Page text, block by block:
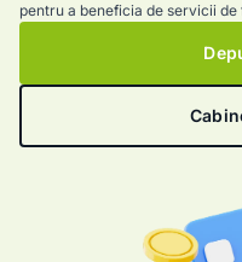
pentru a beneficia de servicii de